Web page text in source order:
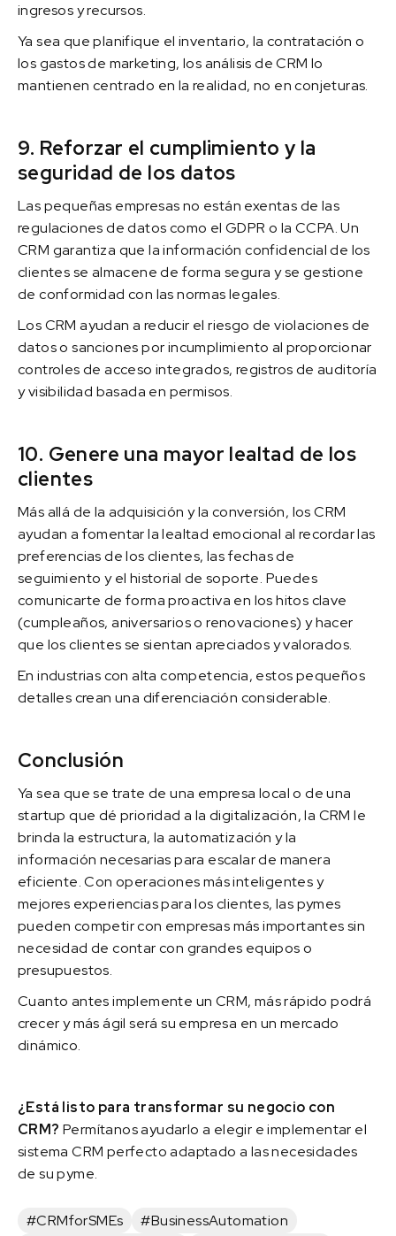
ingresos y recursos.
Ya sea que planifique el inventario, la contratación o
los gastos de marketing, los análisis de CRM lo
mantienen centrado en la realidad, no en conjeturas.
9. Reforzar el cumplimiento y la
seguridad de los datos
Las pequeñas empresas no están exentas de las
regulaciones de datos como el GDPR o la CCPA. Un
CRM garantiza que la información confidencial de los
clientes se almacene de forma segura y se gestione
de conformidad con las normas legales.
Los CRM ayudan a reducir el riesgo de violaciones de
datos o sanciones por incumplimiento al proporcionar
controles de acceso integrados, registros de auditoría
y visibilidad basada en permisos.
10. Genere una mayor lealtad de los
clientes
Más allá de la adquisición y la conversión, los CRM
ayudan a fomentar la lealtad emocional al recordar las
preferencias de los clientes, las fechas de
seguimiento y el historial de soporte. Puedes
comunicarte de forma proactiva en los hitos clave
(cumpleaños, aniversarios o renovaciones) y hacer
que los clientes se sientan apreciados y valorados.
En industrias con alta competencia, estos pequeños
detalles crean una diferenciación considerable.
Conclusión
Ya sea que se trate de una empresa local o de una
startup que dé prioridad a la digitalización, la CRM le
brinda la estructura, la automatización y la
información necesarias para escalar de manera
eficiente. Con operaciones más inteligentes y
mejores experiencias para los clientes, las pymes
pueden competir con empresas más importantes sin
necesidad de contar con grandes equipos o
presupuestos.
Cuanto antes implemente un CRM, más rápido podrá
crecer y más ágil será su empresa en un mercado
dinámico.
¿Está listo para transformar su negocio con
CRM? Permítanos ayudarlo a elegir e implementar el
sistema CRM perfecto adaptado a las necesidades
de su pyme.
#CRMforSMEs
#BusinessAutomation